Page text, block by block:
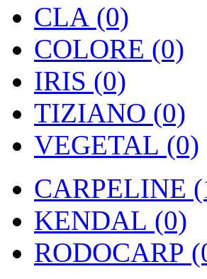
CLA (0)
COLORE (0)
IRIS (0)
TIZIANO (0)
VEGETAL (0)
CARPELINE
KENDAL (0)
RODOCARP